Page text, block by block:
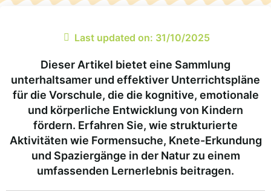
Last updated on: 31/10/2025
Dieser Artikel bietet eine Sammlung
unterhaltsamer und effektiver Unterrichtspläne
für die Vorschule, die die kognitive, emotionale
und körperliche Entwicklung von Kindern
fördern. Erfahren Sie, wie strukturierte
Aktivitäten wie Formensuche, Knete-Erkundung
und Spaziergänge in der Natur zu einem
umfassenden Lernerlebnis beitragen.